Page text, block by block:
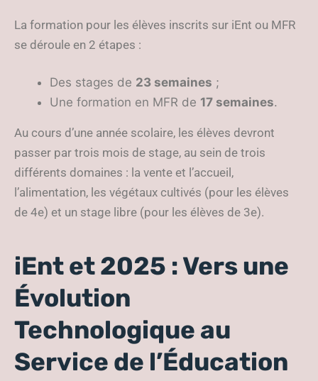
La formation pour les élèves inscrits sur iEnt ou MFR
se déroule en 2 étapes :
Des stages de 23 semaines ;
Une formation en MFR de 17 semaines.
Au cours d’une année scolaire, les élèves devront
passer par trois mois de stage, au sein de trois
différents domaines : la vente et l’accueil,
l’alimentation, les végétaux cultivés (pour les élèves
de 4e) et un stage libre (pour les élèves de 3e).
iEnt et 2025 : Vers une
Évolution
Technologique au
Service de l’Éducation